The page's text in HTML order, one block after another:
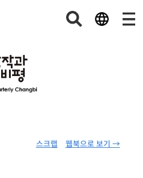
웹북으로 보기 →
스크랩